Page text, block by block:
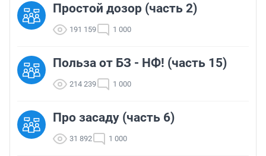
Простой дозор (часть 2)
191 159 1 000
Польза от БЗ - НФ! (часть 15)
214 239 1 000
Про засаду (часть 6)
31 892 1 000